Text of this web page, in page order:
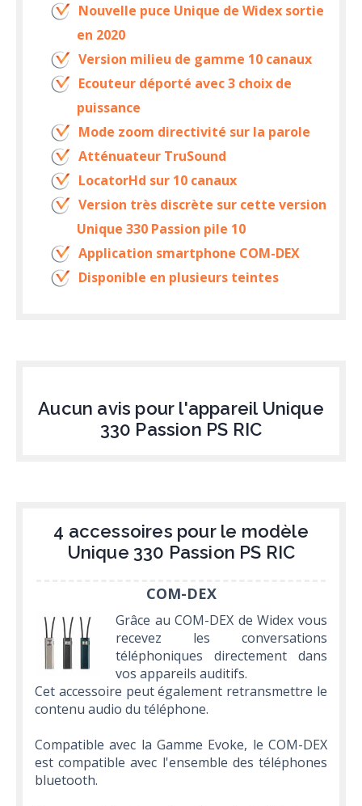
Nouvelle puce Unique de Widex sortie
en 2020
Version milieu de gamme 10 canaux
Ecouteur déporté avec 3 choix de
puissance
Mode zoom directivité sur la parole
Atténuateur TruSound
LocatorHd sur 10 canaux
Version très discrète sur cette version
Unique 330 Passion pile 10
Application smartphone COM-DEX
Disponible en plusieurs teintes
Aucun avis pour l'appareil Unique
330 Passion PS RIC
4 accessoires pour le modèle
Unique 330 Passion PS RIC
COM-DEX
Grâce au COM-DEX de Widex vous
recevez les conversations
téléphoniques directement dans
vos appareils auditifs.
Cet accessoire peut également retransmettre le
contenu audio du téléphone.
Compatible avec la Gamme Evoke, le COM-DEX
est compatible avec l'ensemble des téléphones
bluetooth.